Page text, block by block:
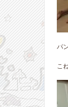
パ
こ